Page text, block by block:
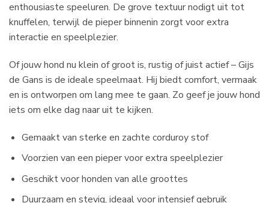
enthousiaste speeluren. De grove textuur nodigt uit tot
knuffelen, terwijl de pieper binnenin zorgt voor extra
interactie en speelplezier.
Of jouw hond nu klein of groot is, rustig of juist actief – Gijs
de Gans is de ideale speelmaat. Hij biedt comfort, vermaak
en is ontworpen om lang mee te gaan. Zo geef je jouw hond
iets om elke dag naar uit te kijken.
Gemaakt van sterke en zachte corduroy stof
Voorzien van een pieper voor extra speelplezier
Geschikt voor honden van alle groottes
Duurzaam en stevig, ideaal voor intensief gebruik